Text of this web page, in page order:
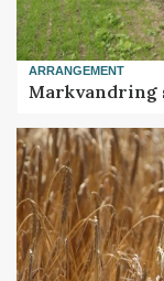
ARRANGEMENT
Markvandring